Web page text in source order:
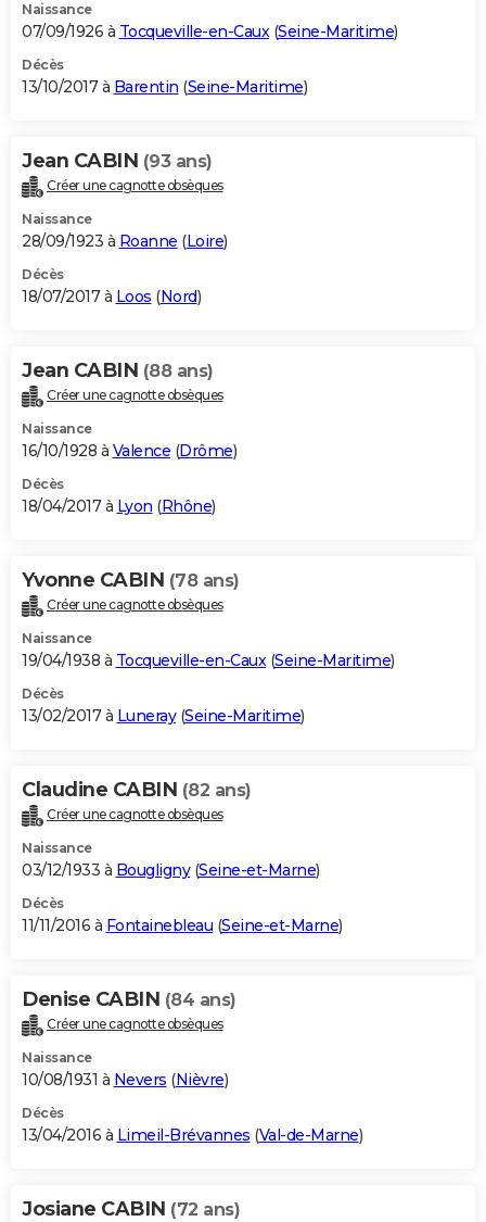
Naissance
07/09/1926 à Tocqueville-en-Caux(Seine-Maritime)
Décès
13/10/2017 à Barentin (Seine-Maritime)
Jean CABIN (93 ans)
Créer une cagnotte obsèques
Naissance
28/09/1923 à Roanne (Loire)
Décès
18/07/2017 à Loos (Nord)
Jean CABIN (88 ans)
Créer une cagnotte obsèques
Naissance
16/10/1928 à Valence (Drôme)
Décès
18/04/2017 à Lyon (Rhône)
Yvonne CABIN (78 ans)
Créer une cagnotte obsèques
Naissance
19/04/1938 à Tocqueville-en-Caux(Seine-Maritime)
Décès
13/02/2017 à Luneray(Seine-Maritime)
Claudine CABIN (82 ans)
Créer une cagnotte obsèques
Naissance
03/12/1933 à Bougligny(Seine-et-Marne)
Décès
11/11/2016 à Fontainebleau (Seine-et-Marne)
Denise CABIN (84 ans)
Créer une cagnotte obsèques
Naissance
10/08/1931 à Nevers (Nièvre)
Décès
13/04/2016 à Limeil-Brévannes (Val-de-Marne)
Josiane CABIN (72 ans)